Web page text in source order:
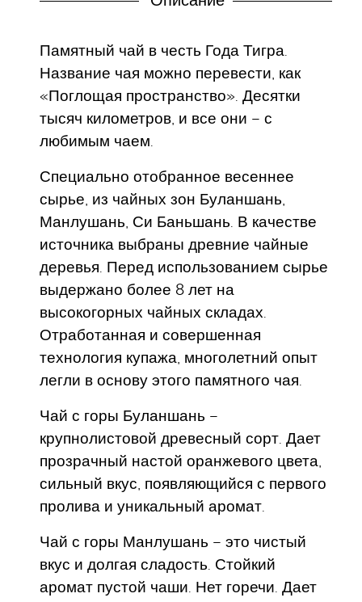
Памятный чай в честь Года Тигра.
Название чая можно перевести, как
«Поглощая пространство». Десятки
тысяч километров, и все они – с
любимым чаем.
Специально отобранное весеннее
сырье, из чайных зон Буланшань,
Манлушань, Си Баньшань. В качестве
источника выбраны древние чайные
деревья. Перед использованием сырье
выдержано более 8 лет на
высокогорных чайных складах.
Отработанная и совершенная
технология купажа, многолетний опыт
легли в основу этого памятного чая.
Чай с горы Буланшань –
крупнолистовой древесный сорт. Дает
прозрачный настой оранжевого цвета,
сильный вкус, появляющийся с первого
пролива и уникальный аромат.
Чай с горы Манлушань – это чистый
вкус и долгая сладость. Стойкий
аромат пустой чаши. Нет горечи. Дает